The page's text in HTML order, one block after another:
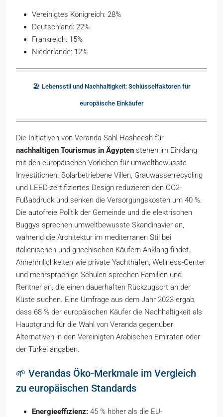
Vereinigtes Königreich: 28%
Deutschland: 22%
Frankreich: 15%
Niederlande: 12%
🏖️ Lebensstil und Nachhaltigkeit: Schlüsselfaktoren für
europäische Einkäufer
Die Initiativen von Veranda Sahl Hasheesh für
nachhaltigen Tourismus in Ägypten stehen im Einklang
mit den europäischen Vorlieben für umweltbewusste
Investitionen. Solarbetriebene Villen, Grauwasserrecycling
und LEED-zertifiziertes Design reduzieren den CO2-
Fußabdruck und senken die Versorgungskosten um 40 %.
Die autofreie Politik der Gemeinde und die elektrischen
Buggys sprechen umweltbewusste Skandinavier an,
während die Architektur im mediterranen Stil bei
italienischen und griechischen Käufern Anklang findet.
Annehmlichkeiten wie private Yachthäfen, Wellness-Center
und mehrsprachige Schulen sprechen Familien und
Rentner an, die einen dauerhaften Rückzugsort an der
Küste suchen. Eine Umfrage aus dem Jahr 2023 ergab,
dass 68 % der europäischen Käufer die Nachhaltigkeit als
Hauptgrund für die Wahl von Veranda gegenüber
Alternativen in den Vereinigten Arabischen Emiraten oder
der Türkei angaben.
🌱 Verandas Öko-Merkmale im Vergleich
zu europäischen Standards
Energieeffizienz: 45 % höher als die EU-